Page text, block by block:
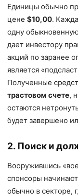
Единицы обычно
цене $10,00.
одну
дает инвестору
акций по заранее
является
Полученные
трастовом счете,
остаются
будет завершено
2. Поиск и
Вооружившись
спонсоры
обычно в секторе,